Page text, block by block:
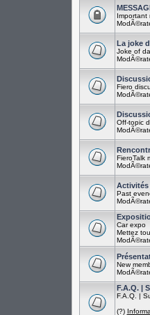
Important
La joke
Joke of
Fiero
Off-topic
FieroTalk
Activités
Past
Car expo
Mettez
New
F.A.Q. |
F.A.Q. |
(?)